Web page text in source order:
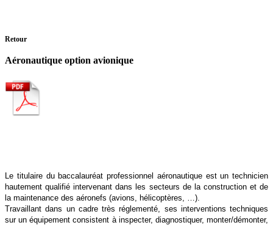
Retour
Aéronautique option avionique
Le titulaire du baccalauréat professionnel aéronautique est un technicien
hautement qualifié intervenant dans les secteurs de la construction et de
la maintenance des aéronefs (avions, hélicoptères, …).
Travaillant dans un cadre très réglementé, ses interventions techniques
sur un équipement consistent à inspecter, diagnostiquer, monter/démonter,